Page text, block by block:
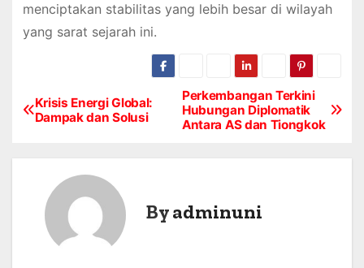
menciptakan stabilitas yang lebih besar di wilayah
yang sarat sejarah ini.
P
Perkembangan Terkini
Hubungan Diplomatik
Antara AS dan Tiongkok
Krisis Energi Global:
Dampak dan Solusi
Byadminuni